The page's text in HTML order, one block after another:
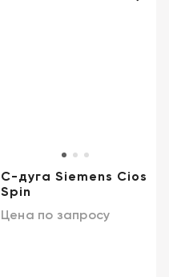
C-дуга Siemens Cios
Spin
Цена по запросу